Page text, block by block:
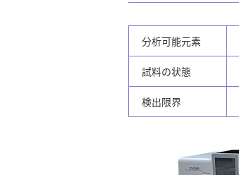
分析可能元素
試料の状態
検出限界